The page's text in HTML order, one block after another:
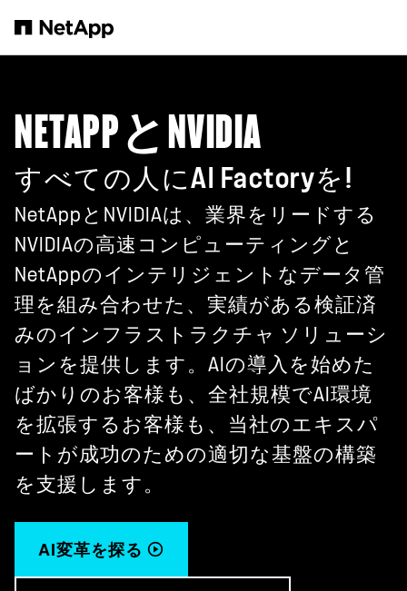
NETAPPとNVIDIA
すべての人にAI Factoryを!
NetAppとNVIDIAは、業界をリードする
NVIDIAの高速コンピューティングと
NetAppのインテリジェントなデータ管
理を組み合わせた、実績がある検証済
みのインフラストラクチャ ソリューシ
ョンを提供します。AIの導入を始めた
ばかりのお客様も、全社規模でAI環境
を拡張するお客様も、当社のエキスパ
ートが成功のための適切な基盤の構築
を支援します。
AI変革を探る